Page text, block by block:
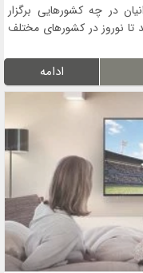
در چه کشورهایی برگزار
تا نوروز در کشورهای مختلف
ادامه